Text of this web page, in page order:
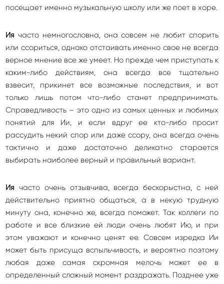
посещает именно музыкальную школу или же поет в хоре.
Ия часто немногословна, она совсем не любит спорить
или ссориться, однако отстаивать именно свое не всегда
верное мнение все же умеет. Но прежде чем приступать к
каким-либо действиям, она всегда все тщательно
взвесит, прикинет все возможные последствия, и вот
только лишь потом что-либо станет предпринимать.
Справедливость – это одно из самых ценных и любимых
понятий для Ии, и если вдруг ее кто-либо просит
рассудить некий спор или даже ссору, она всегда очень
тактично и даже достаточно деликатно старается
выбирать наиболее верный и правильный вариант.
Ия часто очень отзывчива, всегда бескорыстна, с ней
действительно приятно общаться, а в некую трудную
минуту она, конечно же, всегда поможет. Так коллеги по
работе и все близкие ей люди очень любят Ию, и при
этом уважают и конечно ценят ее. Совсем изредка Ии
может быть присуща вспыльчивость, и вероятно поэтому
любая даже самая скромная мелочь может ее в
определенный сложный момент раздражать. Позднее уже